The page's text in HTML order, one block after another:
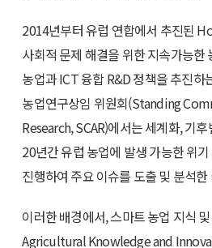
2014년부터 유럽 연합에서 추진된
사회적 문제 해결을 위한 지속가능한
농업과 ICT 융합 R&D 정책을 추진하
농업연구상임 위원회(Standing
Research, SCAR)에서는 세계화, 기
20년간 유럽 농업에 발생 가능한 위
진행하여 주요 이슈를 도출 및 분석한
이러한 배경에서, 스마트 농업 지식
Agricultural Knowledge and